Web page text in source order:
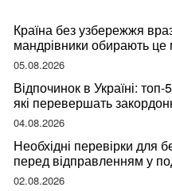
Країна без узбережжя
мандрівники обирають це
05.08.2026
Відпочинок в Україні: топ-
які перевершать
04.08.2026
Необхідні перевірки для
перед відправленням у
02.08.2026